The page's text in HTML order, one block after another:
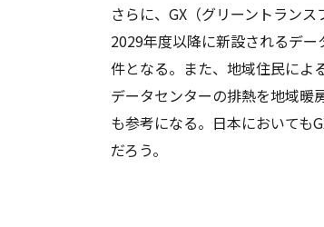
さらに、GX（グリーントラン
2029年度以降に新設されるデ
件となる。また、地域住民によ
データセンターの排熱を地域暖
も参考になる。日本においても
だろう。